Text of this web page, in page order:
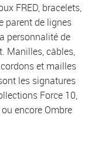
FRED, bracelets,
parent de lignes
personnalité de
Manilles, câbles,
et mailles
les signatures
Force 10,
encore Ombre